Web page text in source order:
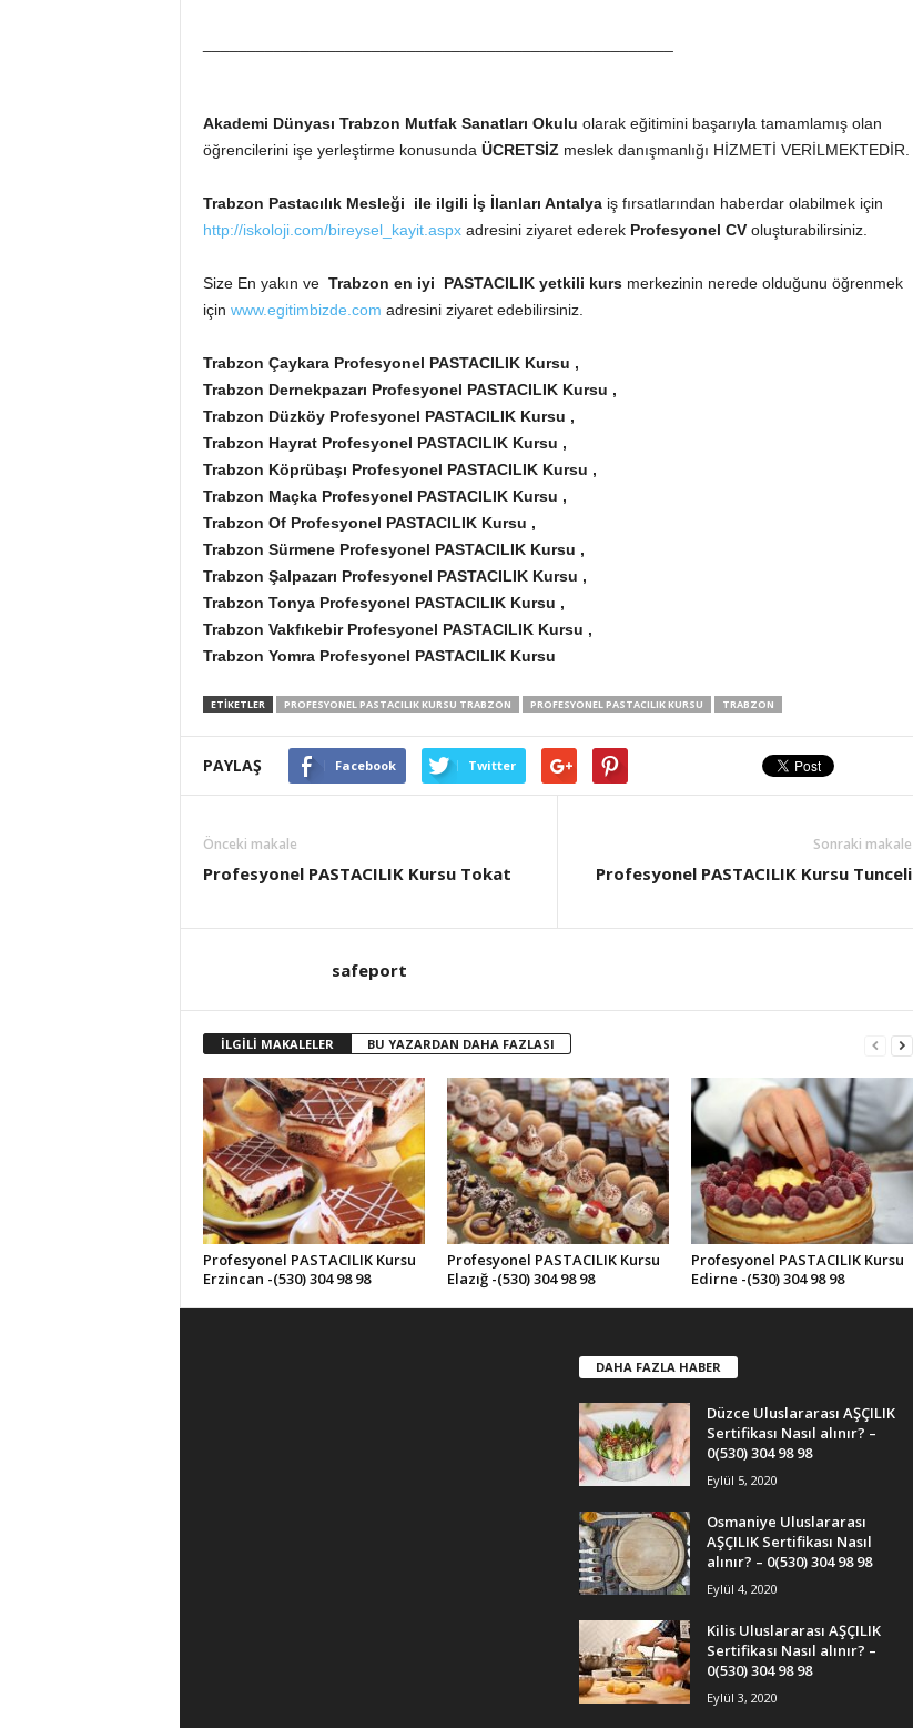
Akademi Dünyası Trabzon Mutfak Sanatları Okulu olarak eğitimini başarıyla tamamlamış olan
öğrencilerini işe yerleştirme konusunda ÜCRETSİZ meslek danışmanlığı HİZMETİ VERİLMEKTEDİR.
Trabzon Pastacılık Mesleği ile ilgili İş İlanları Antalya iş fırsatlarından haberdar olabilmek için
http://iskoloji.com/bireysel_kayit.aspxadresini ziyaret ederek Profesyonel CVoluşturabilirsiniz.
Size En yakın ve Trabzon en iyi PASTACILIK yetkili kursmerkezinin nerede olduğunu öğrenmek
için www.egitimbizde.com adresini ziyaret edebilirsiniz.
Trabzon Çaykara Profesyonel PASTACILIK Kursu ,
Trabzon Dernekpazarı Profesyonel PASTACILIK Kursu ,
Trabzon Düzköy Profesyonel PASTACILIK Kursu ,
Trabzon Hayrat Profesyonel PASTACILIK Kursu ,
Trabzon Köprübaşı Profesyonel PASTACILIK Kursu ,
Trabzon Maçka Profesyonel PASTACILIK Kursu ,
Trabzon Of Profesyonel PASTACILIK Kursu ,
Trabzon Sürmene Profesyonel PASTACILIK Kursu ,
Trabzon Şalpazarı Profesyonel PASTACILIK Kursu ,
Trabzon Tonya Profesyonel PASTACILIK Kursu ,
Trabzon Vakfıkebir Profesyonel PASTACILIK Kursu ,
Trabzon Yomra Profesyonel PASTACILIK Kursu
ETİKETLER PROFESYONEL PASTACILIK KURSU TRABZON PROFESYONEL PASTACILIK KURSU TRABZON
PAYLAŞ Facebook Twitter
Önceki makale
Profesyonel PASTACILIK Kursu Tokat
Sonraki makale
Profesyonel PASTACILIK Kursu Tunceli
safeport
İLGİLİ MAKALELER BU YAZARDAN DAHA FAZLASI
Profesyonel PASTACILIK Kursu
Erzincan -(530) 304 98 98
Profesyonel PASTACILIK Kursu
Elazığ -(530) 304 98 98
Profesyonel PASTACILIK Kursu
Edirne -(530) 304 98 98
DAHA FAZLA HABER
Düzce Uluslararası AŞÇILIK
Sertifikası Nasıl alınır? –
0(530) 304 98 98
Eylül 5, 2020
Osmaniye Uluslararası
AŞÇILIK Sertifikası Nasıl
alınır? – 0(530) 304 98 98
Eylül 4, 2020
Kilis Uluslararası AŞÇILIK
Sertifikası Nasıl alınır? –
0(530) 304 98 98
Eylül 3, 2020